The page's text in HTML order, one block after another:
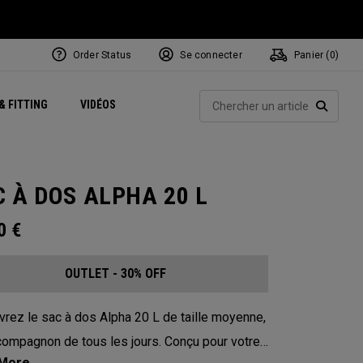
FITTING VIDÉOSExclusive Mavrik Complete Sets
Exclusivités - Balles de Golf
Juillet NEW Headwear
Women's Golf Balls
Exclusivités - Accessoires
Régionaux
Order Status Se connecter Panier ( 0)
À DOS ALPHA 20 L
€
OUTLET - 30% OFF
le sac à dos Alpha 20 L de taille moyenne,
de tous les jours. Conçu pour votre